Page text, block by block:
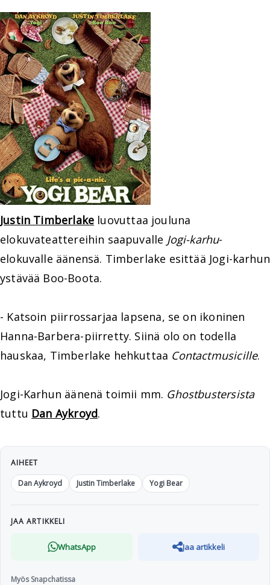
Justin Timberlake luovuttaa jouluna
elokuvateattereihin saapuvalle Jogi-karhu-
elokuvalle äänensä. Timberlake esittää Jogi-karhun
ystävää Boo-Boota.
- Katsoin piirrossarjaa lapsena, se on ikoninen
Hanna-Barbera-piirretty. Siinä olo on todella
hauskaa, Timberlake hehkuttaa Contactmusicille.
Jogi-Karhun äänenä toimii mm. Ghostbustersista
tuttu Dan Aykroyd.
AIHEET
Dan Aykroyd
Justin Timberlake Yogi Bear
JAA ARTIKKELI
WhatsApp Jaa artikkeli
Myös Snapchatissa